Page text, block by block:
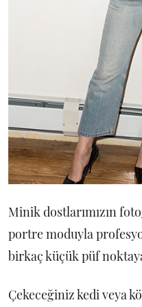
Minik dostlarımızın
portre moduyla
birkaç küçük püf
Çekeceğiniz kedi veya